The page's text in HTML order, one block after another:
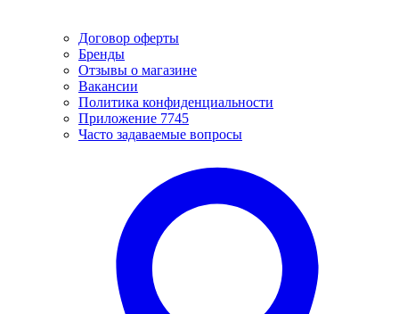
Договор оферты
Бренды
Отзывы о магазине
Вакансии
Политика конфиденциальности
Приложение 7745
Часто задаваемые вопросы